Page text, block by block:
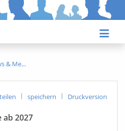
& Me
| speichern | Druckversion